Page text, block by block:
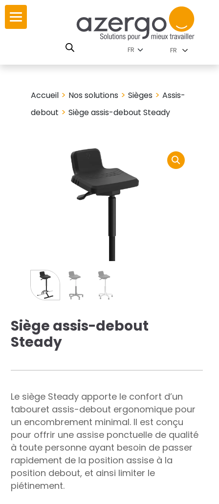
Skip
content
par famille
Azergo
FR
Accueil > Nos solutions >Sièges >Assis-
debout >Siège assis-debout Steady
Siège assis-debout
Steady
Le siège Steady apporte le confort d’un
tabouret assis-debout ergonomique pour
un encombrement minimal. Il est conçu
pour offrir une assise ponctuelle de qualité
à toute personne ayant besoin de passer
rapidement de la position assise à la
position debout, et ainsi limiter le
piétinement.